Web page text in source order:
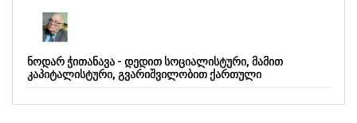
ნოდარ ჭითანავა - დედით სოციალისტური, მამით
კაპიტალისტური, გვარიშვილობით ქართული